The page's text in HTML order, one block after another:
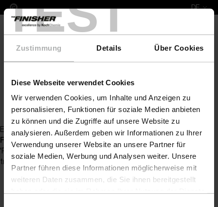
TEST
Zustimmung Details Über Cookies
Diese Webseite verwendet Cookies
Wir verwenden Cookies, um Inhalte und Anzeigen zu
personalisieren, Funktionen für soziale Medien anbieten
zu können und die Zugriffe auf unsere Website zu
analysieren. Außerdem geben wir Informationen zu Ihrer
Verwendung unserer Website an unsere Partner für
soziale Medien, Werbung und Analysen weiter. Unsere
Partner führen diese Informationen möglicherweise mit
weiteren Daten zusammen, die Sie ihnen bereitgestellt
DE
COLOURLOCK Lederpflege
Polster- &
Zurück zur Artikelübersicht
Es wurde kein Artikel zu Ihrer Anfrage gefunden
Fatal error
: Uncaught Exception: Serialization of
'ReflectionProperty' is not allowed in [no active file]:0 Stack
trace: #0 {main} thrown in[no active file]on line0